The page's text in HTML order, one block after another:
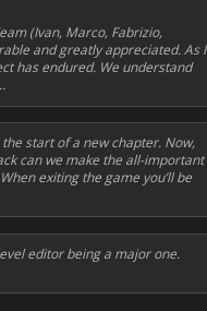
(Ivan, Marco, Fabrizio,
and greatly appreciated. As I
has endured. We understand
start of a new chapter. Now,
can we make the all-important
exiting the game you’ll be
editor being a major one.